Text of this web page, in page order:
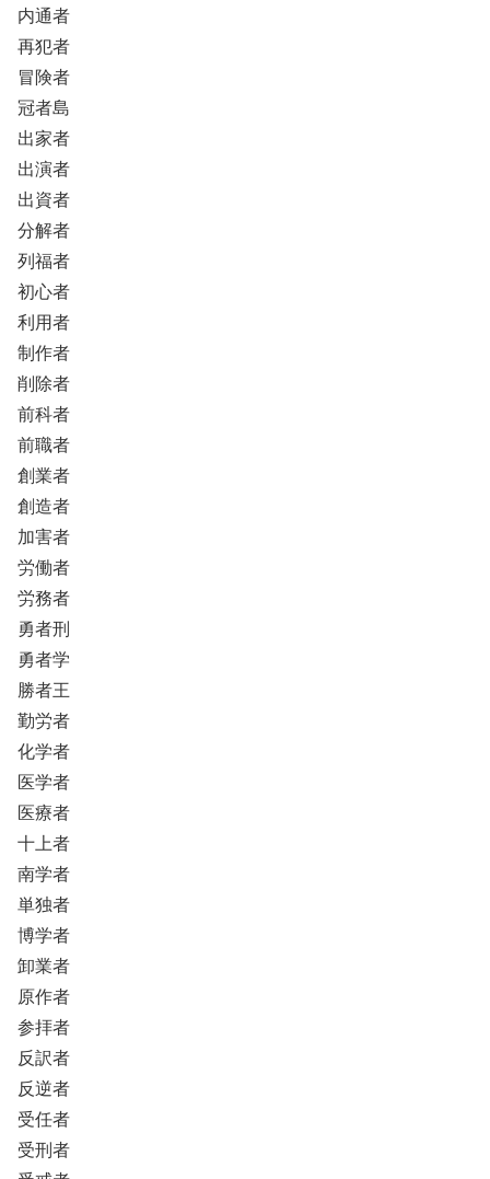
内通者
再犯者
冒険者
冠者島
出家者
出演者
出資者
分解者
列福者
初心者
利用者
制作者
削除者
前科者
前職者
創業者
創造者
加害者
労働者
労務者
勇者刑
勇者学
勝者王
勤労者
化学者
医学者
医療者
十上者
南学者
単独者
博学者
卸業者
原作者
参拝者
反訳者
反逆者
受任者
受刑者